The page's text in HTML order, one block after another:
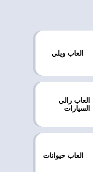
العاب ويلي
العاب رالي
السيارات
العاب حيوانات